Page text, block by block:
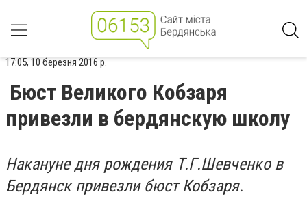
17:05, 10 березня 2016 р.
Бюст Великого Кобзаря
привезли в бердянскую школу
Накануне дня рождения Т.Г.Шевченко в
Бердянск привезли бюст Кобзаря.